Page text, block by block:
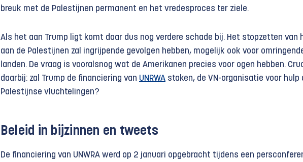
breuk met de Palestijnen permanent en het vredesproces ter ziele.
Als het aan Trump ligt komt daar dus nog verdere schade bij. Het stopzetten van
aan de Palestijnen zal ingrijpende gevolgen hebben, mogelijk ook voor
landen. De vraag is vooralsnog wat de Amerikanen precies voor ogen hebben.
daarbij: zal Trump de financiering van UNRWA staken, de VN-organisatie voor hulp
Palestijnse vluchtelingen?
Beleid in bijzinnen en tweets
De financiering van UNWRA werd op 2 januari opgebracht tijdens een